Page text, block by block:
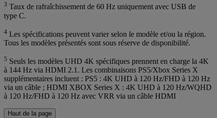
3 Taux de rafraîchissement de 60 Hz uniquement avec USB de
type C.
4 Les spécifications peuvent varier selon le modèle et/ou la région.
Tous les modèles présentés sont sous réserve de disponibilité.
5 Seuls les modèles UHD 4K spécifiques prennent en charge la 4K
à 144 Hz via HDMI 2.1. Les combinaisons PS5/Xbox Series X
supplémentaires incluent : PS5 : 4K UHD à 120 Hz/FHD à 120 Hz
via un câble ; HDMI XBOX Series X : 4K UHD à 120 Hz/WQHD
à 120 Hz/FHD à 120 Hz avec VRR via un câble HDMI
Haut de la page